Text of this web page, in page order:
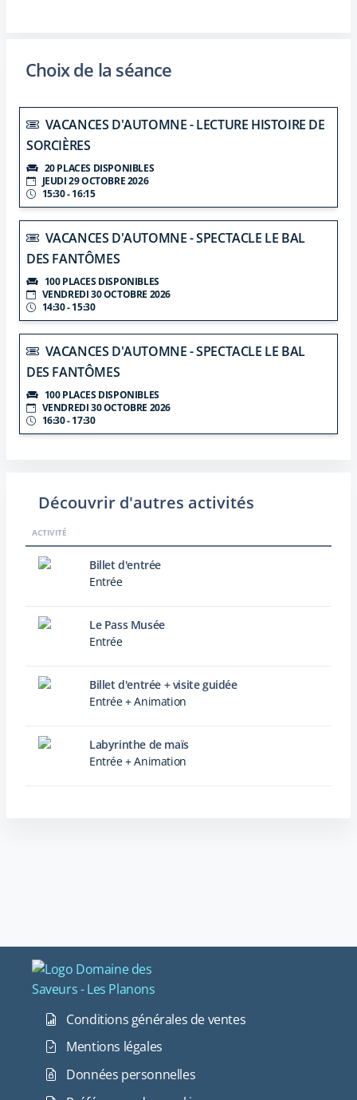
Choix de la séance
VACANCES D'AUTOMNE - LECTURE HISTOIRE DE
SORCIÈRES
20 PLACES DISPONIBLES
JEUDI 29 OCTOBRE 2026
15:30 - 16:15
VACANCES D'AUTOMNE - SPECTACLE LE BAL
DES FANTÔMES
100 PLACES DISPONIBLES
VENDREDI 30 OCTOBRE 2026
14:30 - 15:30
VACANCES D'AUTOMNE - SPECTACLE LE BAL
DES FANTÔMES
100 PLACES DISPONIBLES
VENDREDI 30 OCTOBRE 2026
16:30 - 17:30
Découvrir d'autres activités
ACTIVITÉ
Billet d'entrée
Entrée
Le Pass Musée
Entrée
Billet d'entrée + visite guidée
Entrée + Animation
Labyrinthe de maïs
Entrée + Animation
Conditions générales de ventes
Mentions légales
Données personnelles